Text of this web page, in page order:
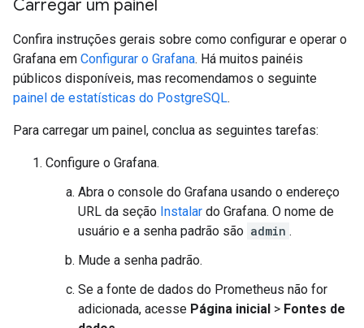
Carregar um painel
Confira instruções gerais sobre como configurar e operar o
Grafana em Configurar o Grafana. Há muitos painéis
públicos disponíveis, mas recomendamos o seguinte
painel de estatísticas do PostgreSQL.
Para carregar um painel, conclua as seguintes tarefas:
Configure o Grafana.
Abra o console do Grafana usando o endereço
URL da seção Instalar do Grafana. O nome de
usuário e a senha padrão são admin .
Mude a senha padrão.
Se a fonte de dados do Prometheus não for
adicionada, acesse Página inicial > Fontes de